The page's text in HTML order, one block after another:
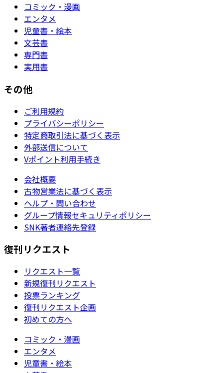
コミック・漫画
エンタメ
児童書・絵本
文芸書
専門書
実用書
その他
ご利用規約
プライバシーポリシー
特定商取引法に基づく表示
外部送信について
Vポイント利用手続き
会社概要
古物営業法に基づく表示
ヘルプ・問い合わせ
グループ情報セキュリティポリシー
SNK著者連絡先登録
復刊リクエスト
リクエスト一覧
新規復刊リクエスト
投票ランキング
復刊リクエスト企画
初めての方へ
コミック・漫画
エンタメ
児童書・絵本